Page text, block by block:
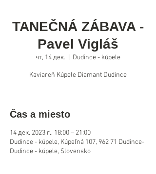
TANEČNÁ ZÁBAVA -
Pavel Vigláš
чт, 14 дек. Dudince - kúpele
Kaviareň Kúpele Diamant Dudince
Čas a miesto
14 дек. 2023 г., 18:00 – 21:00
Dudince - kúpele, Kúpeľná 107, 962 71 Dudince-
Dudince - kúpele, Slovensko